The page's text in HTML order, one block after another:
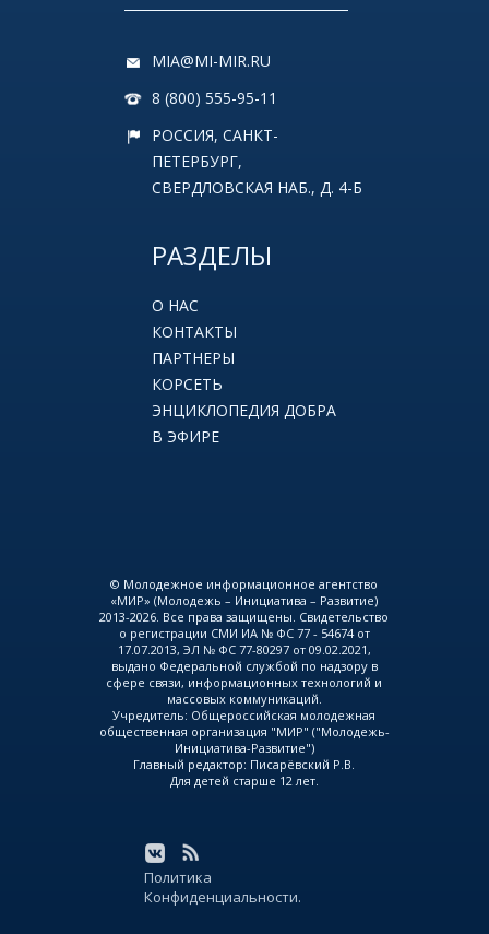
MIA@MI-MIR.RU
8 (800) 555-95-11
РОССИЯ, САНКТ-
ПЕТЕРБУРГ,
СВЕРДЛОВСКАЯ НАБ., Д. 4-Б
РАЗДЕЛЫ
О НАС
КОНТАКТЫ
ПАРТНЕРЫ
КОРСЕТЬ
ЭНЦИКЛОПЕДИЯ ДОБРА
В ЭФИРЕ
© Молодежное информационное агентство
«МИР» (Молодежь – Инициатива – Развитие)
2013-2026. Все права защищены. Свидетельство
о регистрации СМИ ИА № ФС 77 - 54674 от
17.07.2013, ЭЛ № ФС 77-80297 от 09.02.2021,
выдано Федеральной службой по надзору в
сфере связи, информационных технологий и
массовых коммуникаций.
Учредитель: Общероссийская молодежная
общественная организация "МИР" ("Молодежь-
Инициатива-Развитие")
Главный редактор: Писарёвский Р.В.
Для детей старше 12 лет.
Политика
Конфиденциальности.